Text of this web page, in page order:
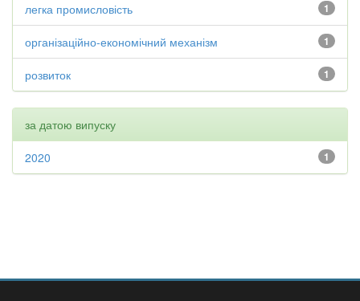
1
легка промисловість
1
організаційно-економічний механізм
1
розвиток
за датою випуску
1
2020